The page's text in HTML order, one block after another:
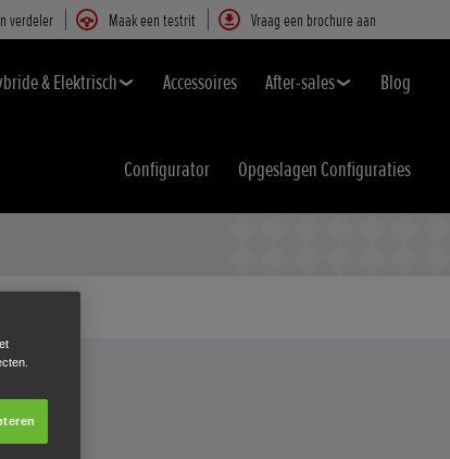
verdeler Maak een testrit Vraag een brochure aan
& Elektrisch Accessoires After-sales Blog
Configurator Opgeslagen Configuraties